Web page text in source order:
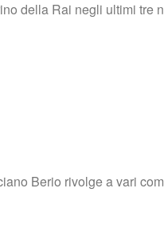
della Rai negli ultimi tre
Berio rivolge a vari